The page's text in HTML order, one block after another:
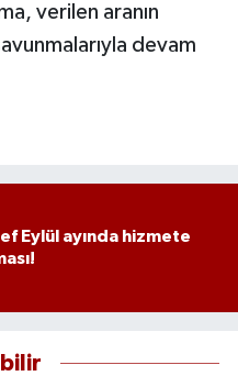
verilen aranın
devam
Eylül ayında hizmete